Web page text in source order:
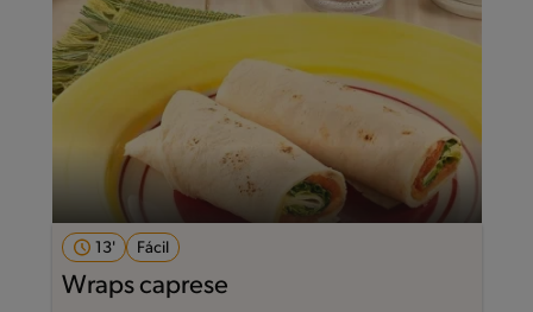
13' Fácil
Wraps caprese